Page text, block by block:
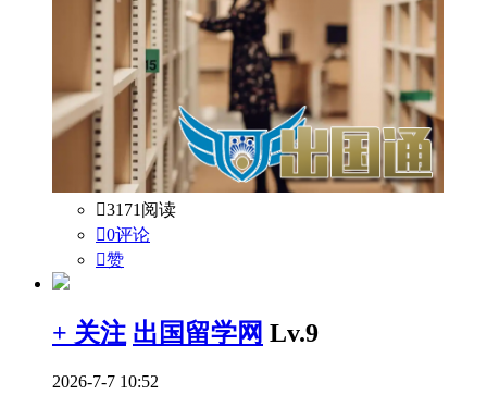
3171阅读
0评论
赞
+ 关注 出国留学网 Lv.9
2026-7-7 10:52